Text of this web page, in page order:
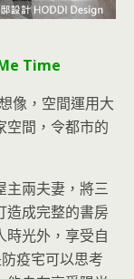
Time
像，空間運用大
空間，令都市的
主兩夫妻，將三
造成完整的書房
時光外，享受自
疫宅可以思考